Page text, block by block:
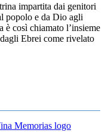
impartita dai genitori
popolo e da Dio agli
è così chiamato l’insieme
Ebrei come rivelato